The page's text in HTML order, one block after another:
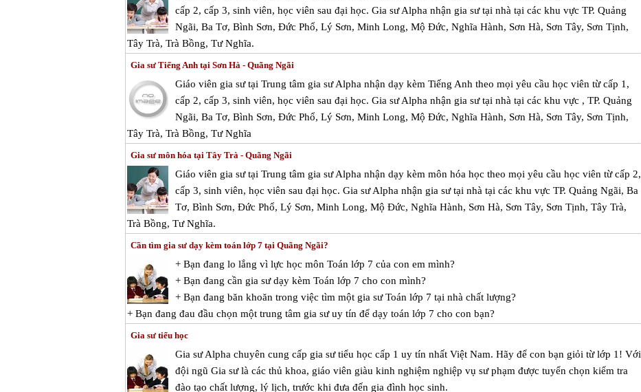
cấp 2, cấp 3, sinh viên, học viên sau đại học. Gia sư Alpha nhận gia sư tại nhà tại các khu vực TP. Quảng
Ngãi, Ba Tơ, Bình Sơn, Đức Phổ, Lý Sơn, Minh Long, Mộ Đức, Nghĩa Hành, Sơn Hà, Sơn Tây, Sơn Tịnh,
Tây Trà, Trà Bồng, Tư Nghĩa.
Gia sư Tiếng Anh tại Sơn Hà - Quãng Ngãi
Giáo viên gia sư tại Trung tâm gia sư Alpha nhận dạy kèm Tiếng Anh theo mọi yêu cầu học viên từ cấp 1,
cấp 2, cấp 3, sinh viên, học viên sau đại học. Gia sư Alpha nhận gia sư tại nhà tại các khu vực , TP. Quảng
Ngãi, Ba Tơ, Bình Sơn, Đức Phổ, Lý Sơn, Minh Long, Mộ Đức, Nghĩa Hành, Sơn Hà, Sơn Tây, Sơn Tịnh,
Tây Trà, Trà Bồng, Tư Nghĩa
Gia sư môn hóa tại Tây Trà - Quãng Ngãi
Giáo viên gia sư tại Trung tâm gia sư Alpha nhận dạy kèm môn hóa học theo mọi yêu cầu học viên từ cấp 2,
cấp 3, sinh viên, học viên sau đại học. Gia sư Alpha nhận gia sư tại nhà tại các khu vực TP. Quảng Ngãi, Ba
Tơ, Bình Sơn, Đức Phổ, Lý Sơn, Minh Long, Mộ Đức, Nghĩa Hành, Sơn Hà, Sơn Tây, Sơn Tịnh, Tây Trà,
Trà Bồng, Tư Nghĩa.
Cần tìm gia sư dạy kèm toán lớp 7 tại Quãng Ngãi?
+ Bạn đang lo lắng vì lực học môn Toán lớp 7 của con em mình?
+ Bạn đang cần gia sư dạy kèm Toán lớp 7 cho con mình?
+ Bạn đang băn khoăn trong việc tìm một gia sư Toán lớp 7 tại nhà chất lượng?
+ Bạn đang đau đầu chọn một trung tâm gia sư uy tín để dạy toán lớp 7 cho con bạn?
Gia sư tiểu học
Gia sư Alpha chuyên cung cấp gia sư tiểu học cấp 1 uy tín nhất Việt Nam. Hãy để con bạn giỏi từ lớp 1! Với
đội ngũ Gia sư là các thủ khoa, giáo viên giàu kinh nghiệm nghiệp vụ sư phạm được tuyển chọn kiểm tra
đào tạo chất lượng, lý lịch, trước khi đưa đến gia đình học sinh.